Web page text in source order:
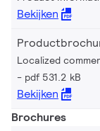
Bekijken
Localized
pdf 531.2 kB
Bekijken
Brochures